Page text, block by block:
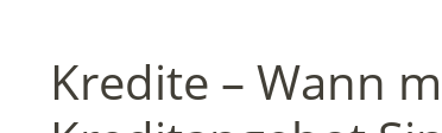
Kredite – Wann